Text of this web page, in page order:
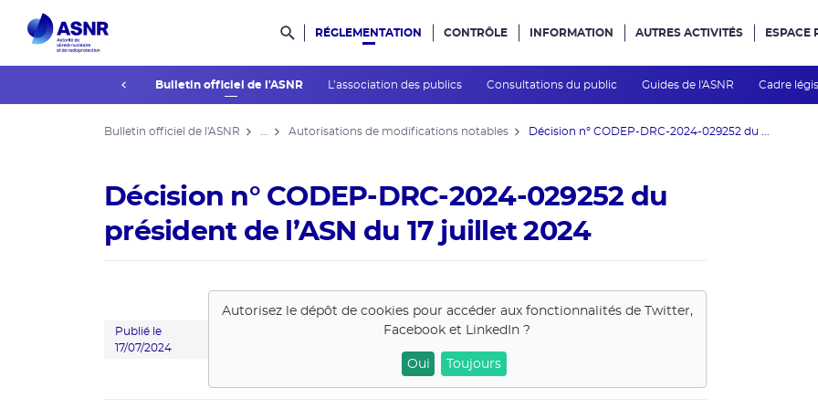
Rechercher dans le site
RÉGLEMENTATION
La réglementation Bulletin officiel de l'ASNR L’association des publics Consultations du public Guides de l'ASNR Cadre
CONTRÔLE INFORMATION AUTRES ACTIVITÉS ESPACE
Bulletin officiel de l'ASNR Autorisations de modifications notables Décision n° CODEP-DRC-2024-029252 du ...
Décision n° CODEP-DRC-2024-029252 du
président de l’ASN du 17 juillet 2024
Publié le
17/07/2024
Autorisez le dépôt de cookies pour accéder aux fonctionnalités de
Twitter,
Facebook et LinkedIn ?
Oui Toujours